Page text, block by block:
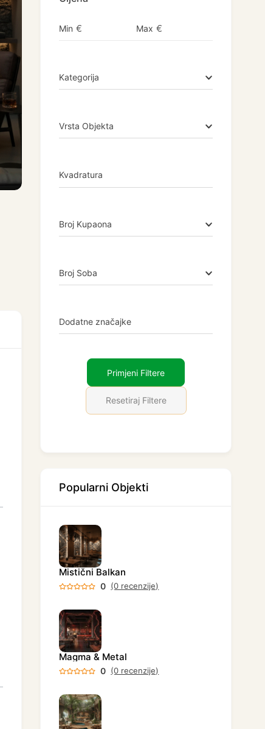
Min € Max €
Kategorija
Vrsta Objekta
Kvadratura
Broj Kupaona
Broj Soba
Dodatne značajke
Primjeni Filtere
Resetiraj Filtere
Popularni Objekti
Mistični Balkan
0 (0 recenzije)
Magma & Metal
0 (0 recenzije)